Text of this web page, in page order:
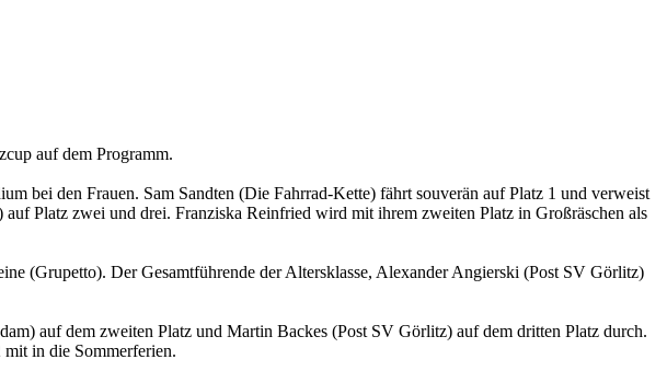
auf dem Programm.
bei den Frauen. Sam Sandten (Die Fahrrad-Kette) fährt souverän auf Platz 1 und verweist
Platz zwei und drei. Franziska Reinfried wird mit ihrem zweiten Platz in Großräschen als
(Grupetto). Der Gesamtführende der Altersklasse, Alexander Angierski (Post SV Görlitz)
auf dem zweiten Platz und Martin Backes (Post SV Görlitz) auf dem dritten Platz durch.
in die Sommerferien.